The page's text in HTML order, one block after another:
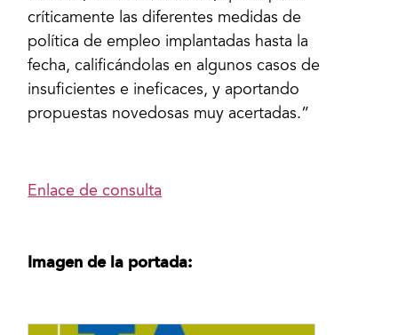
críticamente las diferentes medidas de
política de empleo implantadas hasta la
fecha, calificándolas en algunos casos de
insuficientes e ineficaces, y aportando
propuestas novedosas muy acertadas.”
Enlace de consulta
Imagen de la portada: